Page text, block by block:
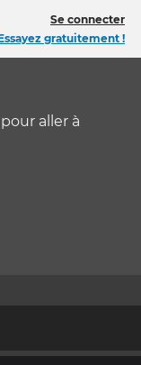
Se connecter
gratuitement !
aller à